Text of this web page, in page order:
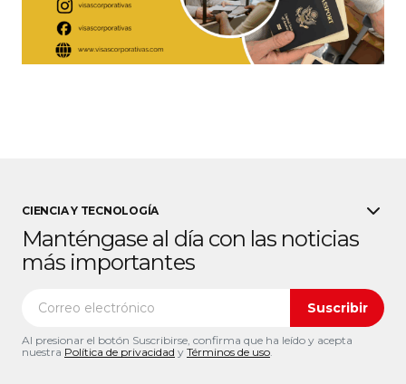
CIENCIA Y TECNOLOGÍA
Manténgase al día con las noticias
más importantes
Suscribir
Al presionar el botón Suscribirse, confirma que ha leído y acepta
nuestra Política de privacidad y Términos de uso.